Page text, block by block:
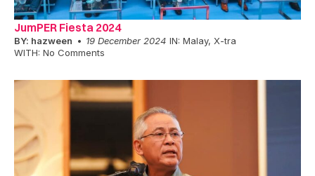
JumPER Fiesta 2024
BY: hazween 19 December 2024 IN: Malay, X-tra
WITH: No Comments